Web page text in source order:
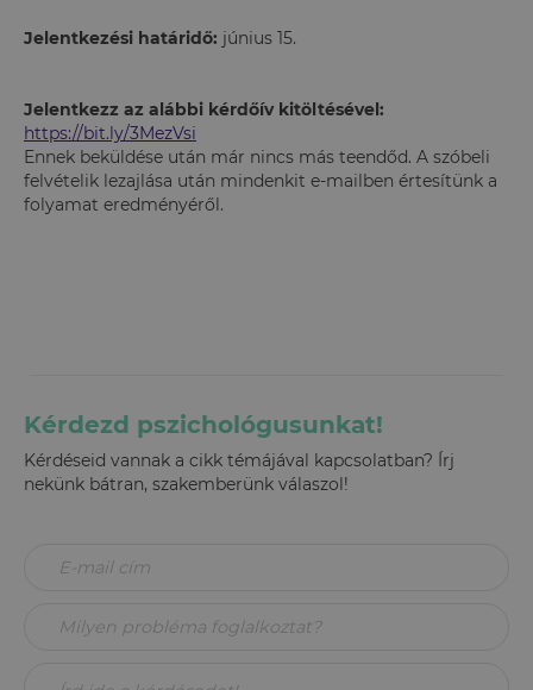
Jelentkezési határidő: június 15.
Jelentkezz az alábbi kérdőív kitöltésével:
https://bit.ly/3MezVsi
Ennek beküldése után már nincs más teendőd. A szóbeli
felvételik lezajlása után mindenkit e-mailben értesítünk a
folyamat eredményéről.
Kérdezd pszichológusunkat!
Kérdéseid vannak a cikk témájával kapcsolatban? Írj
nekünk bátran, szakemberünk válaszol!